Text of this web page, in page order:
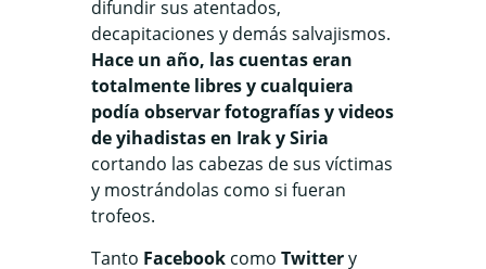
difundir sus atentados,
decapitaciones y demás salvajismos.
Hace un año, las cuentas eran
totalmente libres y cualquiera
podía observar fotografías y videos
de yihadistas en Irak y Siria
cortando las cabezas de sus víctimas
y mostrándolas como si fueran
trofeos.
Tanto Facebook como Twittery